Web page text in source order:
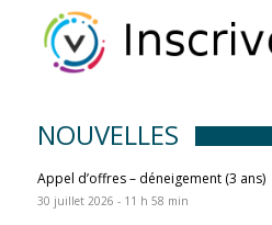
NOUVELLES
Appel d’offres – déneigement (3 ans)
30 juillet 2026 - 11 h 58 min